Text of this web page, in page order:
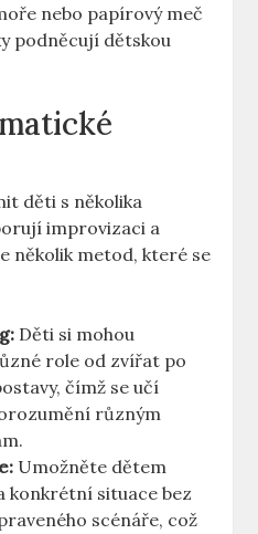
nebo papírový meč
podněcují dětskou
děti s několika
improvizaci a
několik metod, které se
Děti si mohou
role od zvířat po
čímž se učí
různým
Umožněte dětem
konkrétní situace bez
scénáře, což